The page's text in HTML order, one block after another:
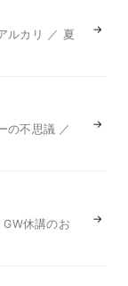
ルカリ ／ 夏
→
の不思議 ／
→
休講のお
→